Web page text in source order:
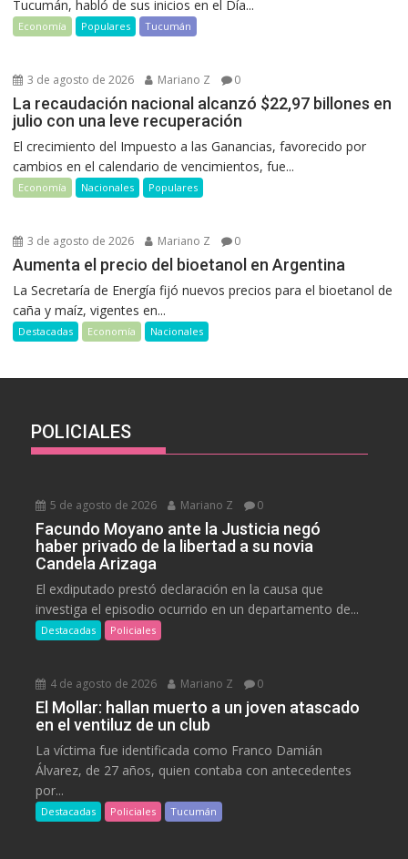
Tucumán, habló de sus inicios en el Día...
Economía Populares Tucumán
3 de agosto de 2026 Mariano Z 0
La recaudación nacional alcanzó $22,97 billones en
julio con una leve recuperación
El crecimiento del Impuesto a las Ganancias, favorecido por
cambios en el calendario de vencimientos, fue...
Economía Nacionales Populares
3 de agosto de 2026 Mariano Z 0
Aumenta el precio del bioetanol en Argentina
La Secretaría de Energía fijó nuevos precios para el bioetanol de
caña y maíz, vigentes en...
Destacadas Economía Nacionales
POLICIALES
5 de agosto de 2026 Mariano Z 0
Facundo Moyano ante la Justicia negó
haber privado de la libertad a su novia
Candela Arizaga
El exdiputado prestó declaración en la causa que
investiga el episodio ocurrido en un departamento de...
Destacadas Policiales
4 de agosto de 2026 Mariano Z 0
El Mollar: hallan muerto a un joven atascado
en el ventiluz de un club
La víctima fue identificada como Franco Damián
Álvarez, de 27 años, quien contaba con antecedentes
por...
Destacadas Policiales Tucumán